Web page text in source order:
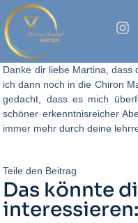
Danke dir liebe Martina, dass
ich dann noch in die Chiron
gedacht, dass es mich
schöner erkenntnisreicher
immer mehr durch deine
Teile den Beitrag
Das könnte
interessieren: